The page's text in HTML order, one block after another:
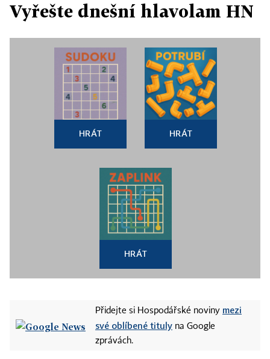
Vyřešte dnešní hlavolam HN
HRÁT HRÁT
HRÁT
Přidejte si Hospodářské noviny mezi
své oblíbené tituly na Google
zprávách.